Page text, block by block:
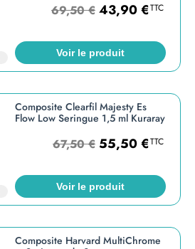
69,50€ 43,90€TTC
Voir le produit
Composite Clearfil Majesty Es
Flow Low Seringue 1,5 ml Kuraray
67,50€ 55,50€TTC
Voir le produit
Composite Harvard MultiChrome